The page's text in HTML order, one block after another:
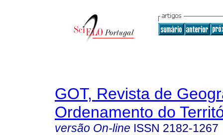
GOT, Revista de
Ordenamento do
versão On-line ISSN 2182-1267